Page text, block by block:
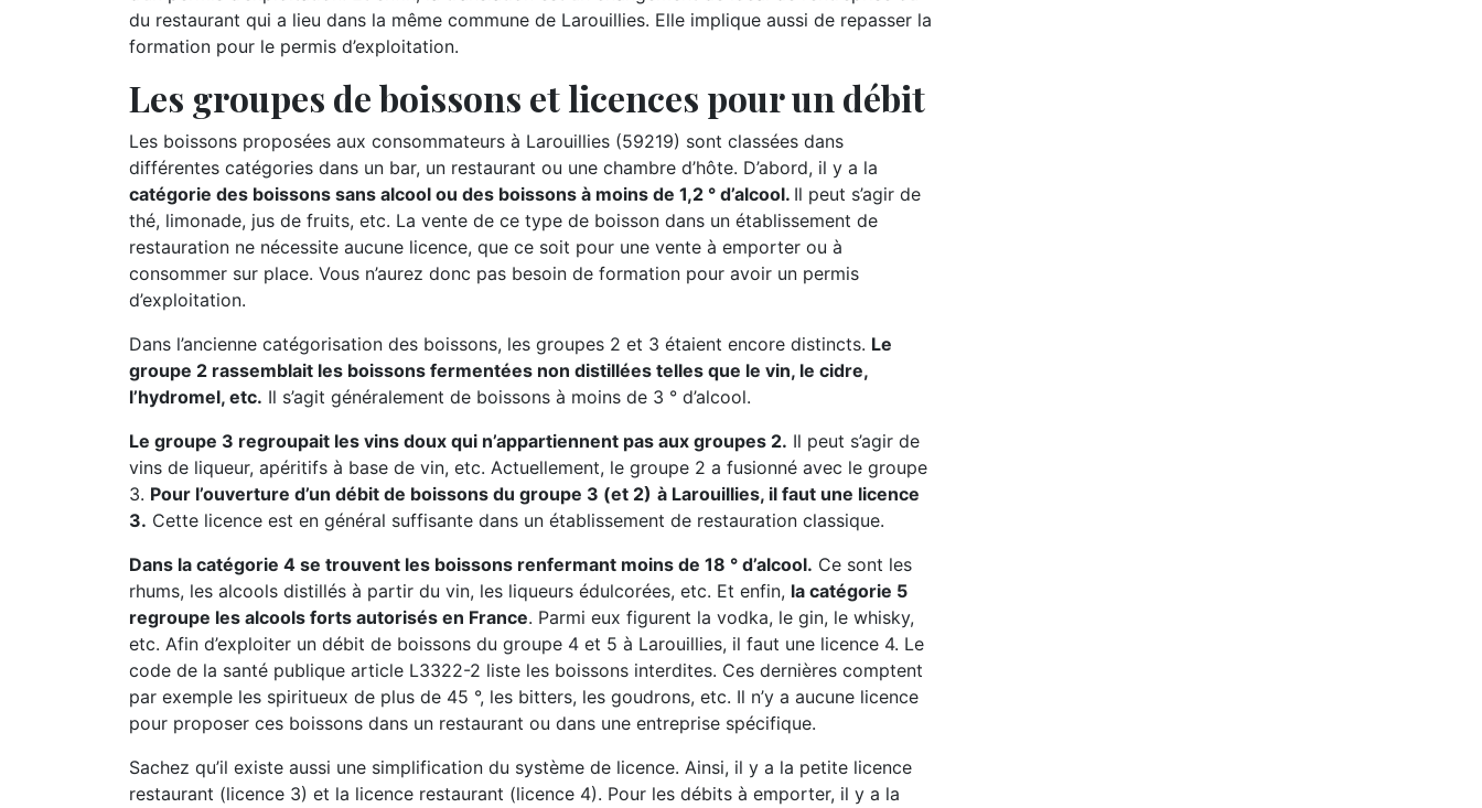
du restaurant qui a lieu dans la même commune de Larouillies. Elle implique aussi de repasser la
formation pour le permis d’exploitation.
Les groupes de boissons et licences pour un débit
Les boissons proposées aux consommateurs à Larouillies (59219) sont classées dans
différentes catégories dans un bar, un restaurant ou une chambre d’hôte. D’abord, il y a la
catégorie des boissons sans alcool ou des boissons à moins de 1,2 ° d’alcool. Il peut s’agir de
thé, limonade, jus de fruits, etc. La vente de ce type de boisson dans un établissement de
restauration ne nécessite aucune licence, que ce soit pour une vente à emporter ou à
consommer sur place. Vous n’aurez donc pas besoin de formation pour avoir un permis
d’exploitation.
Dans l’ancienne catégorisation des boissons, les groupes 2 et 3 étaient encore distincts. Le
groupe 2 rassemblait les boissons fermentées non distillées telles que le vin, le cidre,
l’hydromel, etc. Il s’agit généralement de boissons à moins de 3 ° d’alcool.
Le groupe 3 regroupait les vins doux qui n’appartiennent pas aux groupes 2. Il peut s’agir de
vins de liqueur, apéritifs à base de vin, etc. Actuellement, le groupe 2 a fusionné avec le groupe
3. Pour l’ouverture d’un débit de boissons du groupe 3 (et 2) à Larouillies, il faut une licence
3. Cette licence est en général suffisante dans un établissement de restauration classique.
Dans la catégorie 4 se trouvent les boissons renfermant moins de 18 ° d’alcool. Ce sont les
rhums, les alcools distillés à partir du vin, les liqueurs édulcorées, etc. Et enfin, la catégorie 5
regroupe les alcools forts autorisés en France. Parmi eux figurent la vodka, le gin, le whisky,
etc. Afin d’exploiter un débit de boissons du groupe 4 et 5 à Larouillies, il faut une licence 4. Le
code de la santé publique article L3322-2 liste les boissons interdites. Ces dernières comptent
par exemple les spiritueux de plus de 45 °, les bitters, les goudrons, etc. Il n’y a aucune licence
pour proposer ces boissons dans un restaurant ou dans une entreprise spécifique.
Sachez qu’il existe aussi une simplification du système de licence. Ainsi, il y a la petite licence
restaurant (licence 3) et la licence restaurant (licence 4). Pour les débits à emporter, il y a la